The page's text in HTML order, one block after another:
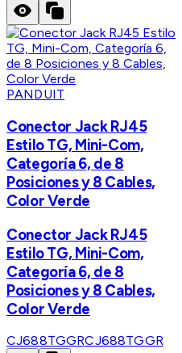
PANDUIT
Conector Jack RJ45
Estilo TG, Mini-Com,
Categoría 6, de 8
Posiciones y 8 Cables,
Color Verde
Conector Jack RJ45
Estilo TG, Mini-Com,
Categoría 6, de 8
Posiciones y 8 Cables,
Color Verde
CJ688TGGRCJ688TGGR